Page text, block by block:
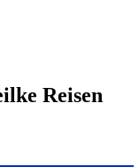
Reisen